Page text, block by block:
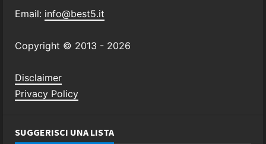
Email: info@best5.it
Copyright © 2013 - 2026
Disclaimer
Privacy Policy
SUGGERISCI UNA LISTA